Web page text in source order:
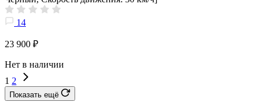
14
23 900 ₽
Нет в наличии
1 2
Показать ещё